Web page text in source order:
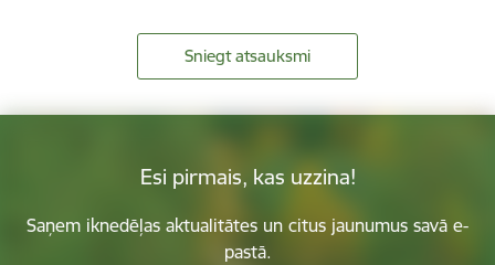
Sniegt atsauksmi
Esi pirmais, kas uzzina!
Saņem iknedēļas aktualitātes un citus jaunumus savā e-
pastā.